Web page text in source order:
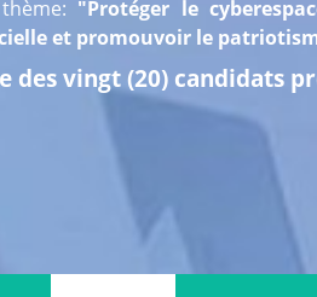
"Protéger le
et promouvoir le
des vingt (20) candidats